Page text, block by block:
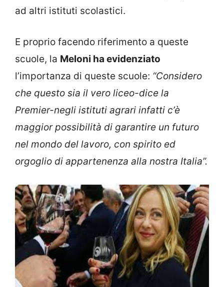
ad altri istituti scolastici.
E proprio facendo riferimento a queste
scuole, la Meloni ha evidenziato
l’importanza di queste scuole: “Considero
che questo sia il vero liceo-dice la
Premier-negli istituti agrari infatti c’è
maggior possibilità di garantire un futuro
nel mondo del lavoro, con spirito ed
orgoglio di appartenenza alla nostra Italia”.